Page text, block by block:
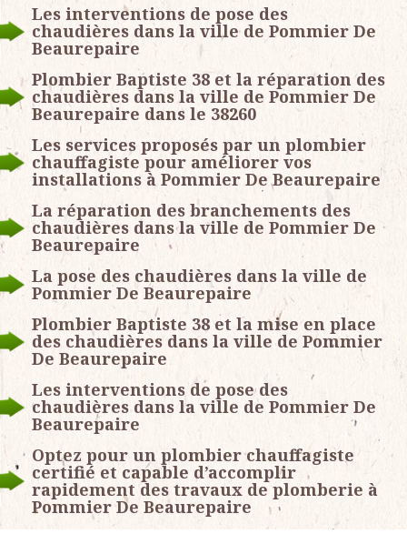
Les interventions de pose des
chaudières dans la ville de Pommier De
Beaurepaire
Plombier Baptiste 38 et la réparation des
chaudières dans la ville de Pommier De
Beaurepaire dans le 38260
Les services proposés par un plombier
chauffagiste pour améliorer vos
installations à Pommier De Beaurepaire
La réparation des branchements des
chaudières dans la ville de Pommier De
Beaurepaire
La pose des chaudières dans la ville de
Pommier De Beaurepaire
Plombier Baptiste 38 et la mise en place
des chaudières dans la ville de Pommier
De Beaurepaire
Les interventions de pose des
chaudières dans la ville de Pommier De
Beaurepaire
Optez pour un plombier chauffagiste
certifié et capable d’accomplir
rapidement des travaux de plomberie à
Pommier De Beaurepaire